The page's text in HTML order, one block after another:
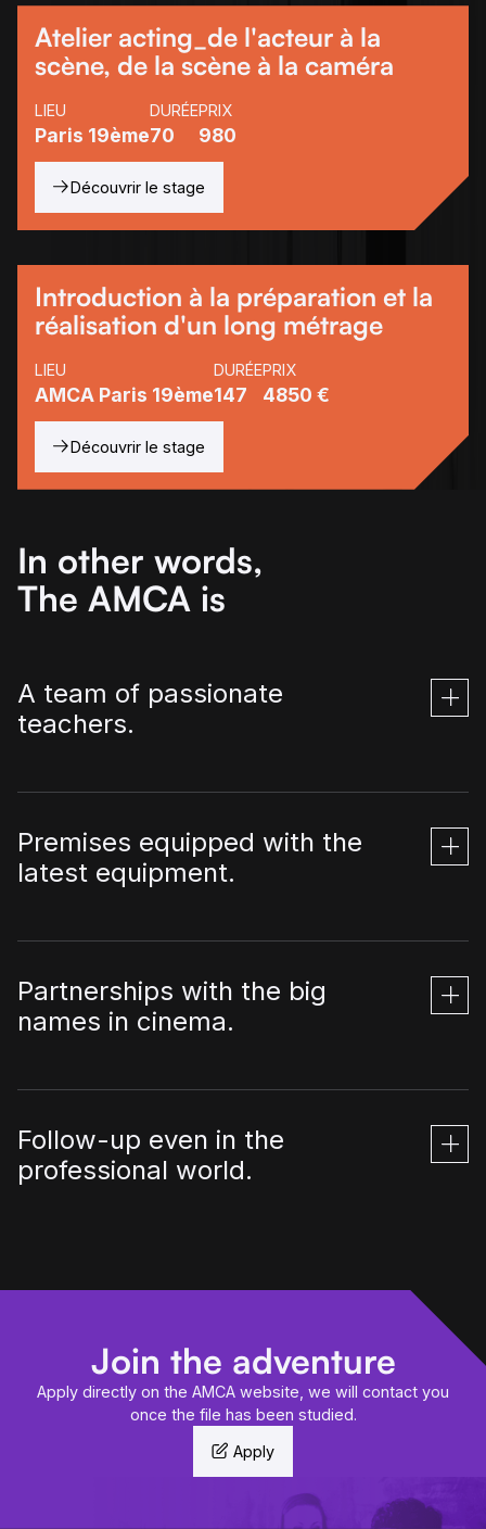
Atelier acting_de l'acteur à la
scène, de la scène à la caméra
LIEU
Paris 19ème
DURÉE
70
PRIX
980
Découvrir le stage
Introduction à la préparation et la
réalisation d'un long métrage
LIEU
AMCA Paris 19ème
DURÉE
147
PRIX
4850 €
Découvrir le stage
In other words,
The AMCA is
A team of passionate
teachers.
Premises equipped with the
latest equipment.
Partnerships with the big
names in cinema.
Follow-up even in the
professional world.
Join the adventure
Apply directly on the AMCA website, we will contact you
once the file has been studied.
Apply